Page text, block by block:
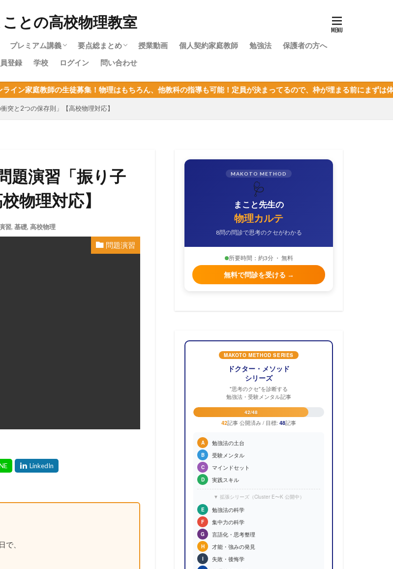
ことの高校物理教室
プレミアム講義
物理やり直しガイド｜高校物理を受験に
使うあなたへ
物理基礎・最短攻略パック紹介
目次：物理基礎
力学・最短攻略パック紹介
目次：力学
熱力学・最短攻略パック紹介
目次：熱力学
波動・最短攻略パック紹介
目次：波動
電磁気・最短攻略パック紹介
目次：電磁気
原子・最短攻略パック紹介
目次：原子
要点総まとめ
物理基礎まとめ
授業動画 個人契約家庭教師 勉強法
保護者の方へ
登録
学校 ログイン 問い合わせ
徒募集！物理はもちろん、他教科の指導も可能！定員が決まってるので、枠が埋まる前にまずは体験授業を！
突と2つの保存則」【高校物理対応】
題演習「振り子
物理対応】
習, 基礎, 高校物理
問題演習
で、
MAKOTO METHOD
🩺
まこと先生の
物理カルテ
8問の問診で思考のクセがわかる
所要時間：約3分 ・ 無料
無料で問診を受ける →
MAKOTO METHOD SERIES
ドクター・メソッド
シリーズ
"思考のクセ"を診断する
勉強法・受験メンタル記事
42/48
42記事 公開済み / 目標: 48記事
A 勉強法の土台
B 受験メンタル
C マインドセット
D 実践スキル
▼ 拡張シリーズ（Cluster E〜K 公開中）
E
勉強法の科学
F 集中力の科学
G 言語化・思考整理
H 才能・強みの発見
I 失敗・後悔学